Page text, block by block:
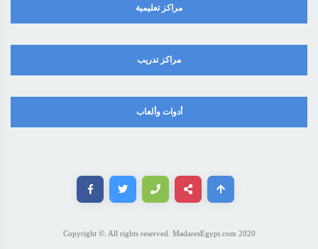
مراكز تعليمية
مراكز تدريب
أدوات وألعاب
Copyright ©. All rights reserved. MadaresEgypt.com 2020